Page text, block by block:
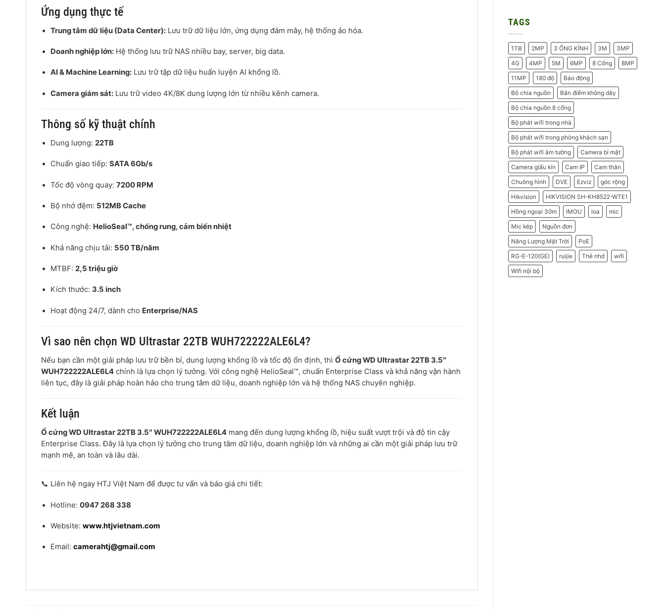
Camera
–
2026
ở
Do
Doanh
Nghiệp
Nên
Chọn
Máy
Chấm
Công
Hikvision
TAGS
1TB 2MP 3 ỐNG KÍNH 3M
3MP
4G
4MP 5M 6MP 8 Cổng
8MP
11MP
180 độ
Báo động
Bô chia nguồn
Bắn điểm không dây
Bộ chia nguồn 8 cổng
Bộ phát wifi trong nhà
Bộ phát wifi trong phòng khách sạn
Bộ phát wifi âm tường
Camera bí mật
Camera giấu kín
Cam IP
Cam thân
Chuông hình
DVE Ezviz
góc rộng
Hikvision
HIKVISION SH-KH8522-WTE1
Hồng ngoại 30m
IMOU loa
mic
Mic kép
Nguồn đơn
Năng Lượng Mặt Trời
PoE
RG-E-120(GE)
ruijie Thẻ nhớ
wifi
Wifi nội bộ
Ứng dụng thực tế
Trung tâm dữ liệu (Data Center): Lưu trữ dữ liệu lớn, ứng dụng đám mây, hệ thống ảo hóa.
Doanh nghiệp lớn: Hệ thống lưu trữ NAS nhiều bay, server, big data.
AI & Machine Learning: Lưu trữ tập dữ liệu huấn luyện AI khổng lồ.
Camera giám sát: Lưu trữ video 4K/8K dung lượng lớn từ nhiều kênh camera.
Thông số kỹ thuật chính
Dung lượng:22TB
Chuẩn giao tiếp:SATA 6Gb/s
Tốc độ vòng quay:7200 RPM
Bộ nhớ đệm: 512MB Cache
Công nghệ: HelioSeal™, chống rung, cảm biến nhiệt
Khả năng chịu tải: 550 TB/năm
MTBF:2,5 triệu giờ
Kích thước: 3.5 inch
Hoạt động 24/7, dành cho Enterprise/NAS
Vì sao nên chọn WD Ultrastar 22TB WUH722222ALE6L4?
Nếu bạn cần một giải pháp lưu trữ bền bỉ, dung lượng khổng lồ và tốc độ ổn định, thì Ổ cứng WD Ultrastar 22TB 3.5″
WUH722222ALE6L4 chính là lựa chọn lý tưởng. Với công nghệ HelioSeal™, chuẩn Enterprise Class và khả năng vận hành
liên tục, đây là giải pháp hoàn hảo cho trung tâm dữ liệu, doanh nghiệp lớn và hệ thống NAS chuyên nghiệp.
Kết luận
Ổ cứng WD Ultrastar 22TB 3.5″ WUH722222ALE6L4 mang đến dung lượng khổng lồ, hiệu suất vượt trội và độ tin cậy
Enterprise Class. Đây là lựa chọn lý tưởng cho trung tâm dữ liệu, doanh nghiệp lớn và những ai cần một giải pháp lưu trữ
mạnh mẽ, an toàn và lâu dài.
📞 Liên hệ ngay HTJ Việt Nam để được tư vấn và báo giá chi tiết:
Hotline:0947 268 338
Website:www.htjvietnam.com
Email:camerahtj@gmail.com